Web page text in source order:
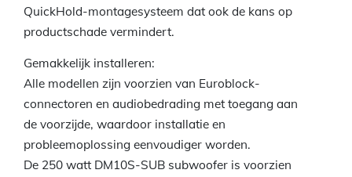
QuickHold-montagesysteem dat ook de kans op
productschade vermindert.
Gemakkelijk installeren:
Alle modellen zijn voorzien van Euroblock-
connectoren en audiobedrading met toegang aan
de voorzijde, waardoor installatie en
probleemoplossing eenvoudiger worden.
De 250 watt DM10S-SUB subwoofer is voorzien